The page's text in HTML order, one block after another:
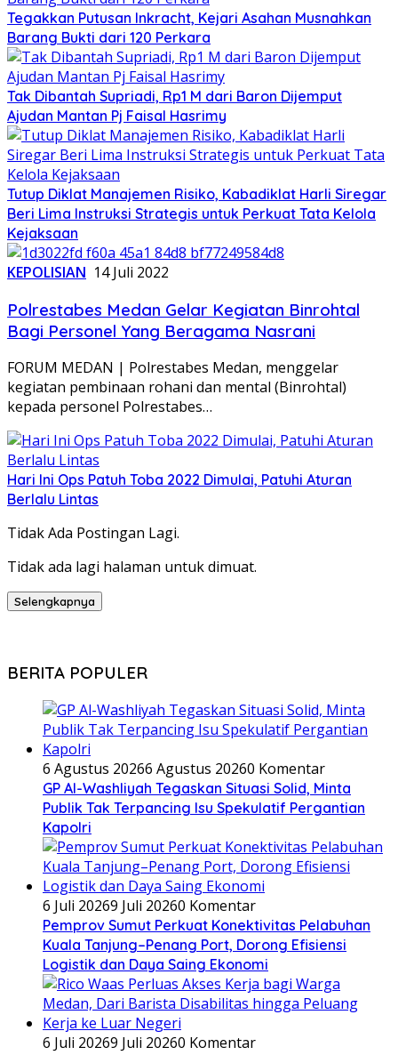
Tegakkan Putusan Inkracht, Kejari Asahan Musnahkan
Barang Bukti dari 120 Perkara
Tak Dibantah Supriadi, Rp1 M dari Baron Dijemput
Ajudan Mantan Pj Faisal Hasrimy
Tutup Diklat Manajemen Risiko, Kabadiklat Harli Siregar
Beri Lima Instruksi Strategis untuk Perkuat Tata Kelola
Kejaksaan
KEPOLISIAN 14 Juli 2022
Polrestabes Medan Gelar Kegiatan Binrohtal
Bagi Personel Yang Beragama Nasrani
FORUM MEDAN | Polrestabes Medan, menggelar
kegiatan pembinaan rohani dan mental (Binrohtal)
kepada personel Polrestabes…
Hari Ini Ops Patuh Toba 2022 Dimulai, Patuhi Aturan
Berlalu Lintas
Tidak Ada Postingan Lagi.
Tidak ada lagi halaman untuk dimuat.
Selengkapnya
BERITA POPULER
6 Agustus 20266 Agustus 20260 Komentar
GP Al-Washliyah Tegaskan Situasi Solid, Minta
Publik Tak Terpancing Isu Spekulatif Pergantian
Kapolri
6 Juli 20269 Juli 20260 Komentar
Pemprov Sumut Perkuat Konektivitas Pelabuhan
Kuala Tanjung–Penang Port, Dorong Efisiensi
Logistik dan Daya Saing Ekonomi
6 Juli 20269 Juli 20260 Komentar